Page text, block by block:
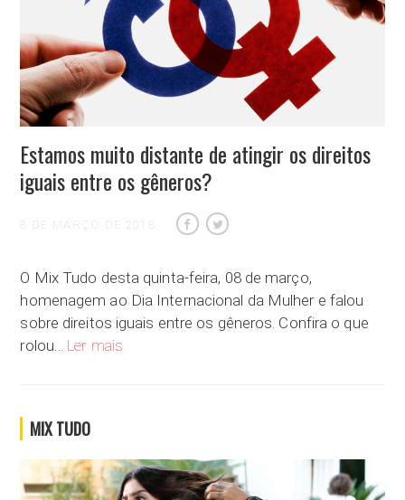
Estamos muito distante de atingir os direitos
iguais entre os gêneros?
8 DE MARÇO DE 2018
O Mix Tudo desta quinta-feira, 08 de março,
homenagem ao Dia Internacional da Mulher e falou
sobre direitos iguais entre os gêneros. Confira o que
rolou… Ler mais
MIX TUDO